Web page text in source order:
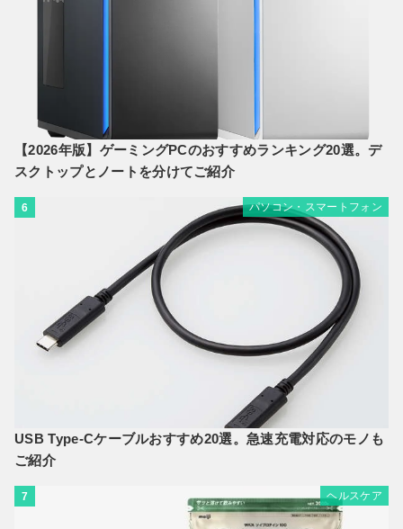
【2026年版】ゲーミングPCのおすすめランキング20選。デ
スクトップとノートを分けてご紹介
6 パソコン・スマートフォン
USB Type-Cケーブルおすすめ20選。急速充電対応のモノも
ご紹介
7 ヘルスケア